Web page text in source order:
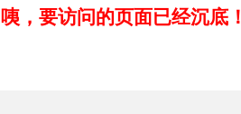
咦，要访问的页面已经沉底！